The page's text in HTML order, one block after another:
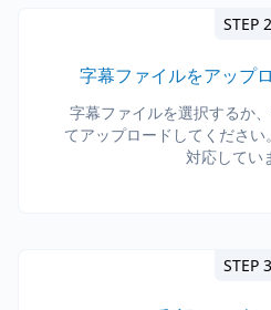
STEP 2
字幕ファイルをアップ
字幕ファイルを選択するか
てアップロードしてくださ
対応してい
STEP 3